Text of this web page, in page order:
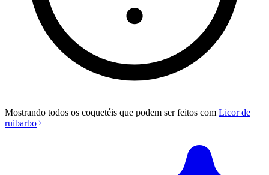
Mostrando todos os coquetéis que podem ser feitos com Licor de
ruibarbo